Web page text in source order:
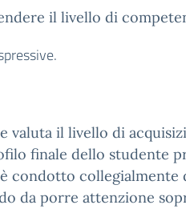
il livello di
valuta il livello di
finale dello studente
condotto collegialmente
da porre attenzione